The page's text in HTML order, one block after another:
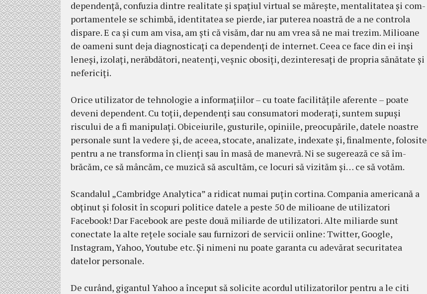
dependenţă, confuzia dintre rea­litate şi spaţiul virtual se măreşte, mentalitatea şi com­
porta­mentele se schimbă, identitatea se pierde, iar pu­te­rea noastră de a ne controla
dispare. E ca şi cum am visa, am şti că visăm, dar nu am vrea să ne mai trezim. Milioane
de oameni sunt deja diagnosticaţi ca dependenţi de internet. Ceea ce face din ei inşi
leneşi, izolaţi, ne­răbdători, neatenţi, veşnic obosiţi, dezinteresaţi de pro­pria sănătate şi
nefericiţi.
Orice utilizator de tehnolo­gie a informaţiilor – cu toate facilităţile aferente – poate
deveni dependent. Cu toţii, dependenţi sau consumatori moderaţi, suntem supuşi
riscului de a fi manipulaţi. Obi­ceiurile, gusturile, opiniile, preocupările, datele noas­tre
personale sunt la vedere şi, de aceea, stocate, analizate, indexate şi, finalmente, folosite
pentru a ne transforma în clienţi sau în masă de manevră. Ni se sugerează ce să îm­
brăcăm, ce să mâncăm, ce muzică să ascultăm, ce locuri să vizităm şi… ce să votăm.
Scandalul „Cambridge Analytica” a ridicat numai puţin cortina. Compania americană a
obţinut şi folosit în scopuri politice datele a peste 50 de milioane de utili­zatori
Facebook! Dar Facebook are peste două miliarde de utilizatori. Alte miliarde sunt
conectate la alte reţele sociale sau furnizori de servicii online: Twitter, Google,
Instagram, Yahoo, Youtube etc. Şi nimeni nu poate ga­ranta cu adevărat securitatea
datelor personale.
De curând, gigantul Yahoo a început să solicite acor­dul utilizatorilor pentru a le citi